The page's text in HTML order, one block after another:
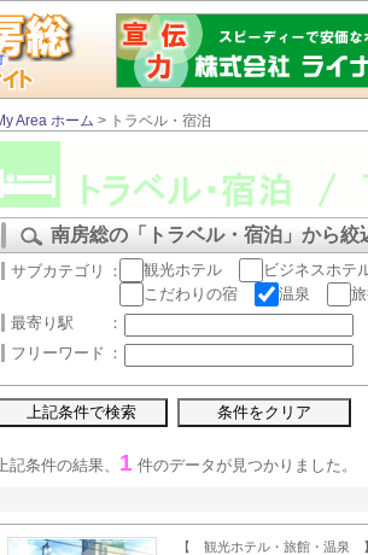
Area ホーム > トラベル・宿泊
南房総の「トラベル・宿泊」から絞
サブカテゴリ ： 観光ホテル ビジネスホテ
こだわりの宿
温泉
最寄り駅
：
フリーワード ：
記条件の結果、 1 件のデータが見つかりました。
【 観光ホテル・旅館・温泉 】